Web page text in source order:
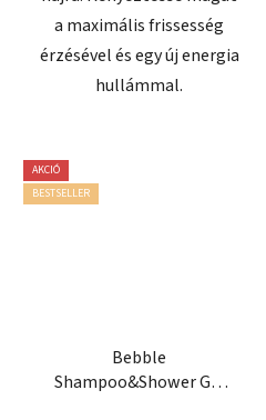
a maximális frissesség
érzésével és egy új energia
hullámmal.
AKCIÓ
BESTSELLER
Bebble
Shampoo&Shower Gel